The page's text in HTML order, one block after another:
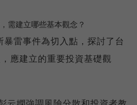
需建立哪些基本觀念？
暴雷事件為切入點，探討了台
應建立的重要投資基礎觀